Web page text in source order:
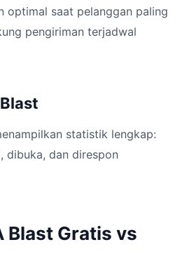
optimal saat pelanggan paling
pengiriman terjadwal
statistik lengkap:
dibuka, dan direspon
Blast Gratis vs